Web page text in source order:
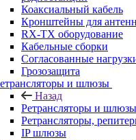
Коаксиальный кабель
Кронштейны для антенн
RX-TX оборудование
Кабельные сборки
Согласованные
Грозозащита
и шлюзы
Назад
Ретрансляторы и шлюзы
Ретрансляторы,
IP шлюзы